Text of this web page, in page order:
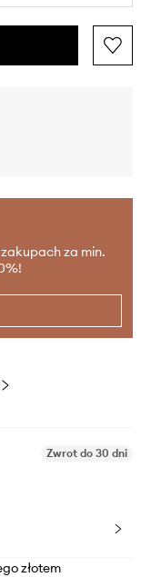
za min.
Zwrot do 30 dni
złotem